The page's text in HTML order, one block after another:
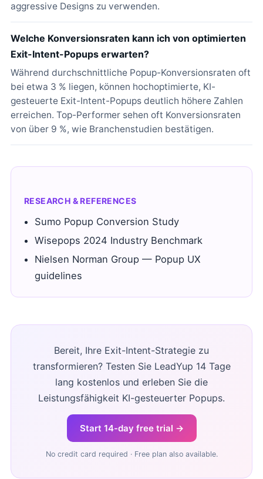
aggressive Designs zu verwenden.
Welche Konversionsraten kann ich von optimierten
Exit-Intent-Popups erwarten?
Während durchschnittliche Popup-Konversionsraten oft
bei etwa 3 % liegen, können hochoptimierte, KI-
gesteuerte Exit-Intent-Popups deutlich höhere Zahlen
erreichen. Top-Performer sehen oft Konversionsraten
von über 9 %, wie Branchenstudien bestätigen.
RESEARCH & REFERENCES
Sumo Popup Conversion Study
Wisepops 2024 Industry Benchmark
Nielsen Norman Group — Popup UX
guidelines
Bereit, Ihre Exit-Intent-Strategie zu
transformieren? Testen Sie LeadYup 14 Tage
lang kostenlos und erleben Sie die
Leistungsfähigkeit KI-gesteuerter Popups.
Start 14-day free trial →
No credit card required · Free plan also available.